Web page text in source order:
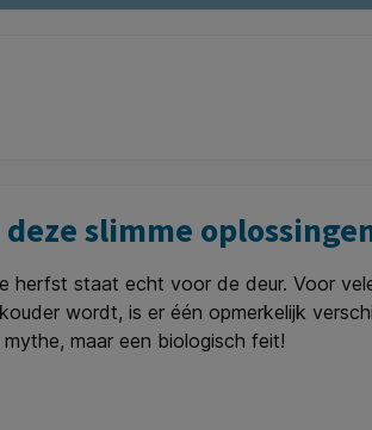
slimme
staat echt voor de deur. Voor
wordt, is er één opmerkelijk
maar een biologisch feit!